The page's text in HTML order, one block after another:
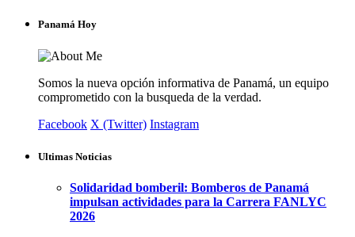
Panamá Hoy
Somos la nueva opción informativa de Panamá, un equipo
comprometido con la busqueda de la verdad.
Facebook X (Twitter) Instagram
Ultimas Noticias
Solidaridad bomberil: Bomberos de Panamá
impulsan actividades para la Carrera FANLYC
2026